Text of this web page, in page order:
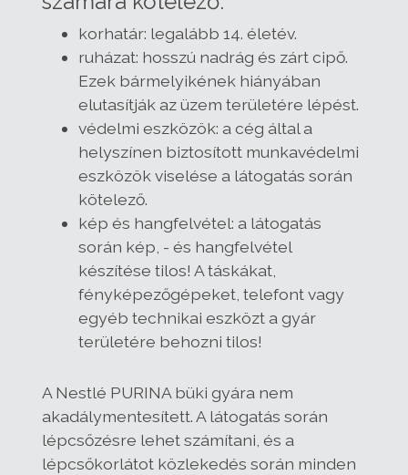
korhatár: legalább 14. életév.
ruházat: hosszú nadrág és zárt cipő.
Ezek bármelyikének hiányában
elutasítják az üzem területére lépést.
védelmi eszközök: a cég által a
helyszínen biztosított munkavédelmi
eszközök viselése a látogatás során
kötelező.
kép és hangfelvétel: a látogatás
során kép, - és hangfelvétel
készítése tilos! A táskákat,
fényképezőgépeket, telefont vagy
egyéb technikai eszközt a gyár
területére behozni tilos!
A Nestlé PURINA büki gyára nem
akadálymentesített. A látogatás során
lépcsőzésre lehet számítani, és a
lépcsőkorlátot közlekedés során minden